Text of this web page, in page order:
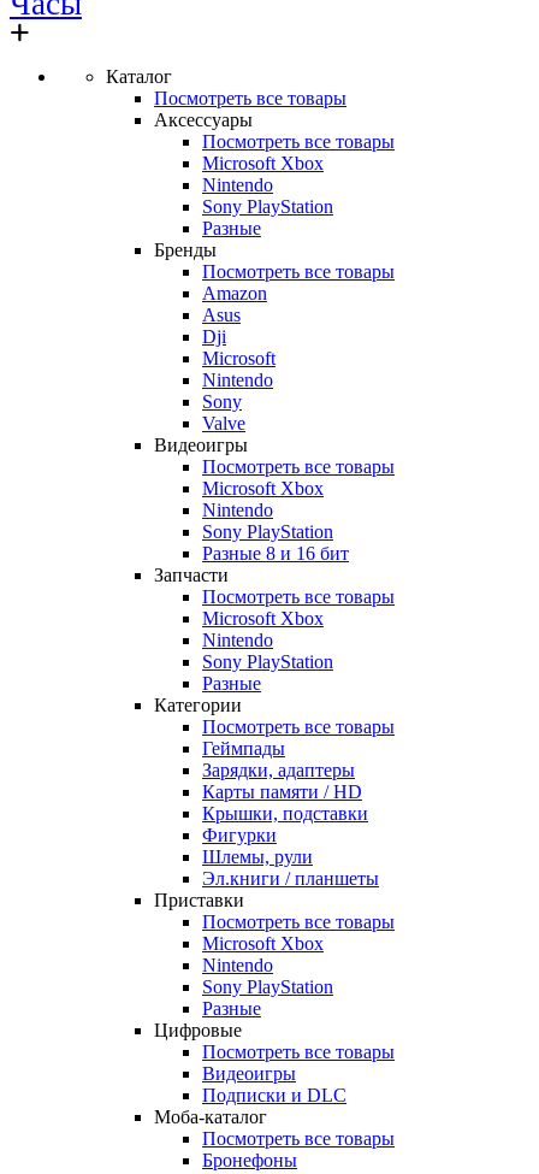
Каталог
Посмотреть все товары
Аксессуары
Посмотреть все товары
Microsoft Xbox
Nintendo
Sony PlayStation
Разные
Бренды
Посмотреть все товары
Amazon
Asus
Dji
Microsoft
Nintendo
Sony
Valve
Видеоигры
Посмотреть все товары
Microsoft Xbox
Nintendo
Sony PlayStation
Разные 8 и 16 бит
Запчасти
Посмотреть все товары
Microsoft Xbox
Nintendo
Sony PlayStation
Разные
Категории
Посмотреть все товары
Геймпады
Зарядки, адаптеры
Карты памяти / HD
Крышки, подставки
Фигурки
Шлемы, рули
Эл.книги / планшеты
Приставки
Посмотреть все товары
Microsoft Xbox
Nintendo
Sony PlayStation
Разные
Цифровые
Посмотреть все товары
Видеоигры
Подписки и DLC
Моба-каталог
Посмотреть все товары
Бронефоны